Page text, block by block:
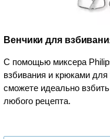
Венчики для
С помощью миксера
взбивания и крюками
сможете идеально
любого рецепта.